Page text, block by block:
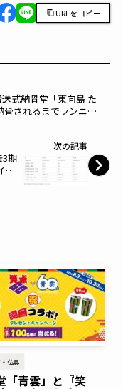
建てるのでは
し、遺骨の周
を弔う方法